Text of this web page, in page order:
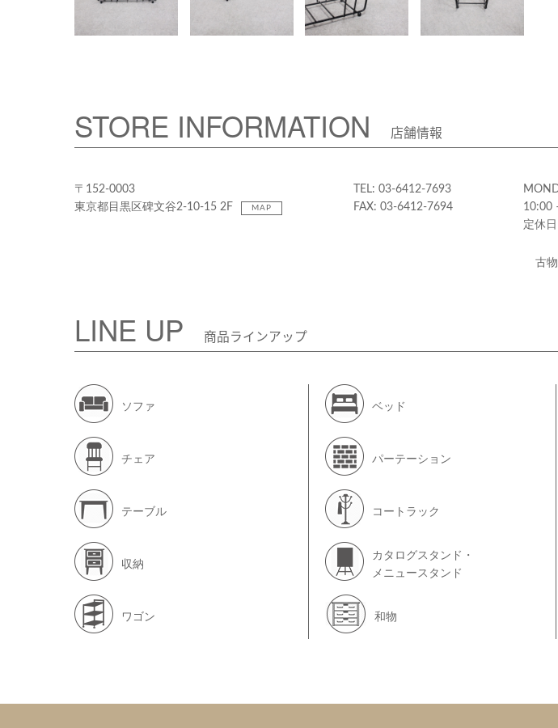
STORE INFORMATION 店舗情報
〒152-0003
東京都目黒区碑文谷2-10-15 2F
MAP
TEL: 03-6412-7693
FAX: 03-6412-7694
10:00
定休
古
LINE UP 商品ラインアップ
ソファ
チェア
テーブル
収納
ワゴン
ベッド
パーテーション
コートラック
カタログスタンド・
メニュースタンド
和物